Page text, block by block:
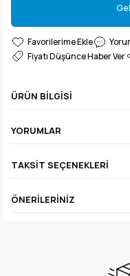
Fiyatı Düşünce Haber Ver
ÜRÜN BILGISI
YORUMLAR
TAKSIT SEÇENEKLERI
ÖNERILERINIZ